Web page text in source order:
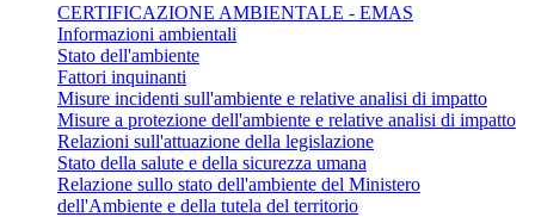
CERTIFICAZIONE AMBIENTALE - EMAS
Informazioni ambientali
Stato dell'ambiente
Fattori inquinanti
Misure incidenti sull'ambiente e relative analisi di impatto
Misure a protezione dell'ambiente e relative analisi di impatto
Relazioni sull'attuazione della legislazione
Stato della salute e della sicurezza umana
Relazione sullo stato dell'ambiente del Ministero
dell'Ambiente e della tutela del territorio